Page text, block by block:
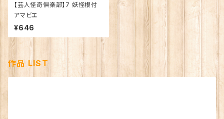
【芸人怪奇倶楽部】7 妖怪根付
アマビエ
¥646
作品 LIST